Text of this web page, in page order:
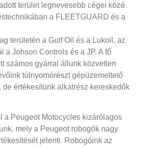
terület legnevesebb cégei közé
a FLEETGUARD és a
területén a Gulf Oil és a Lukoil, az
a Johson Controls és a JP. A fő
számos gyárral állunk közvetlen
túlnyomórészt gépüzemeltető
értékesítünk alkatrész kereskedők
a Peugeot Motocycles kizárólagos
mely a Peugeot robogók nagy
jelenti. Robogóink az